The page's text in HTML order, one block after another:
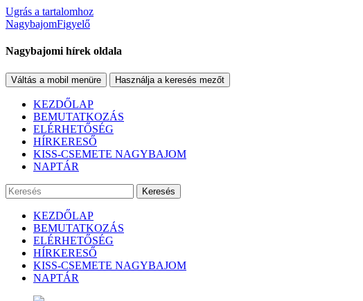
Ugrás a tartalomhoz
NagybajomFigyelő
Nagybajomi hírek oldala
Váltás a mobil menüre Használja a keresés mezőt
KEZDŐLAP
BEMUTATKOZÁS
ELÉRHETŐSÉG
HÍRKERESŐ
KISS-CSEMETE NAGYBAJOM
NAPTÁR
Keresés
KEZDŐLAP
BEMUTATKOZÁS
ELÉRHETŐSÉG
HÍRKERESŐ
KISS-CSEMETE NAGYBAJOM
NAPTÁR